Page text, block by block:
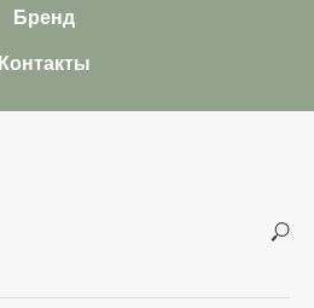
Бренд
Контакты